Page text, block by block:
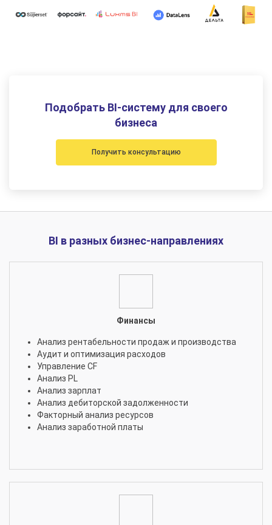
Подобрать BI-систему для своего
бизнеса
Получить консультацию
BI в разных бизнес-направлениях
Финансы
Анализ рентабельности продаж и производства
Аудит и оптимизация расходов
Управление CF
Анализ PL
Анализ зарплат
Анализ дебиторской задолженности
Факторный анализ ресурсов
Анализ заработной платы